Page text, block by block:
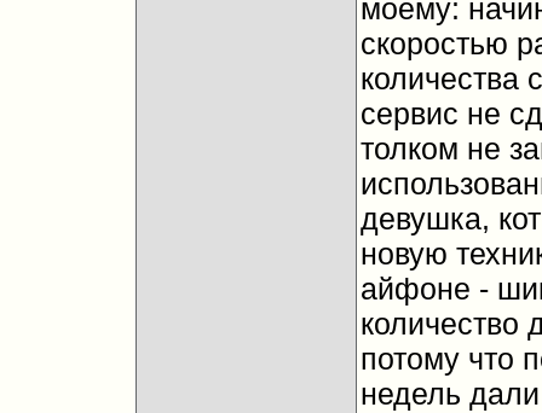
моему:
скоростью
количества
сервис не
толком не
девушка,
новую
айфоне -
количество
потому что
недель